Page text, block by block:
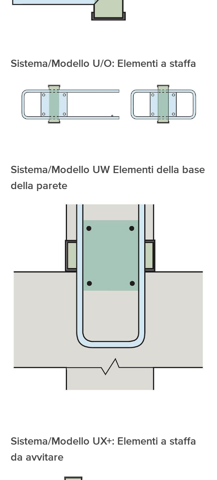
Sistema/Modello U/O: Elementi a staffa
Sistema/Modello UW Elementi della base
della parete
Sistema/Modello UX+: Elementi a staffa
da avvitare